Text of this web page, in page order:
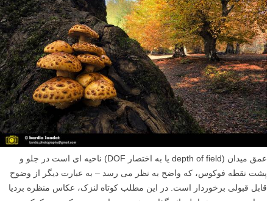
عمق میدان (depth of field یا به اختصار DOF) ناحیه ای است در جلو و
پشت نقطه فوکوس، که واضح به نظر می رسد – به عبارت دیگر از وضوح
قابل قبولی برخوردار است. در این مطلب کوتاه لنزک، عکاس منظره بردیا